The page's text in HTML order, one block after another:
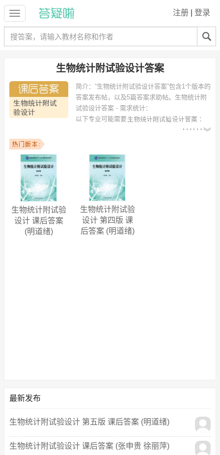
注册 登录
生物统计附试验设计答案
简介： “生物统计附试验设计答案”包含1个版本的
答案发布帖，以及5篇答案求助帖。 生物统计附
试验设计答案 - 需求统计：
以下专业可能需要
：
动物科学、动物医学、制药工程、水产养殖学、生物工程、生物科学、
畜牧兽医、化学工程与工业生物工程、生物科学（师范）、临床医学 等
专业。
以下学校的同学下载过
生物统计附试验设计答案
农业大学、乐山师范学院、吉林农业科技学院、西北民族大学、内蒙古
农业大学、广西大学、山西农业大学信息学院、河北科技师范学院、盐
城工学院 等。
生物统计附试验
设计 课后答案
(明道绪)
生物统计附试验
设计 第四版 课
后答案 (明道绪)
最新发布
生物统计附试验设计 第五版 课后答案 (明道绪)
生物统计附试验设计 课后答案 (张申贵 徐丽萍)